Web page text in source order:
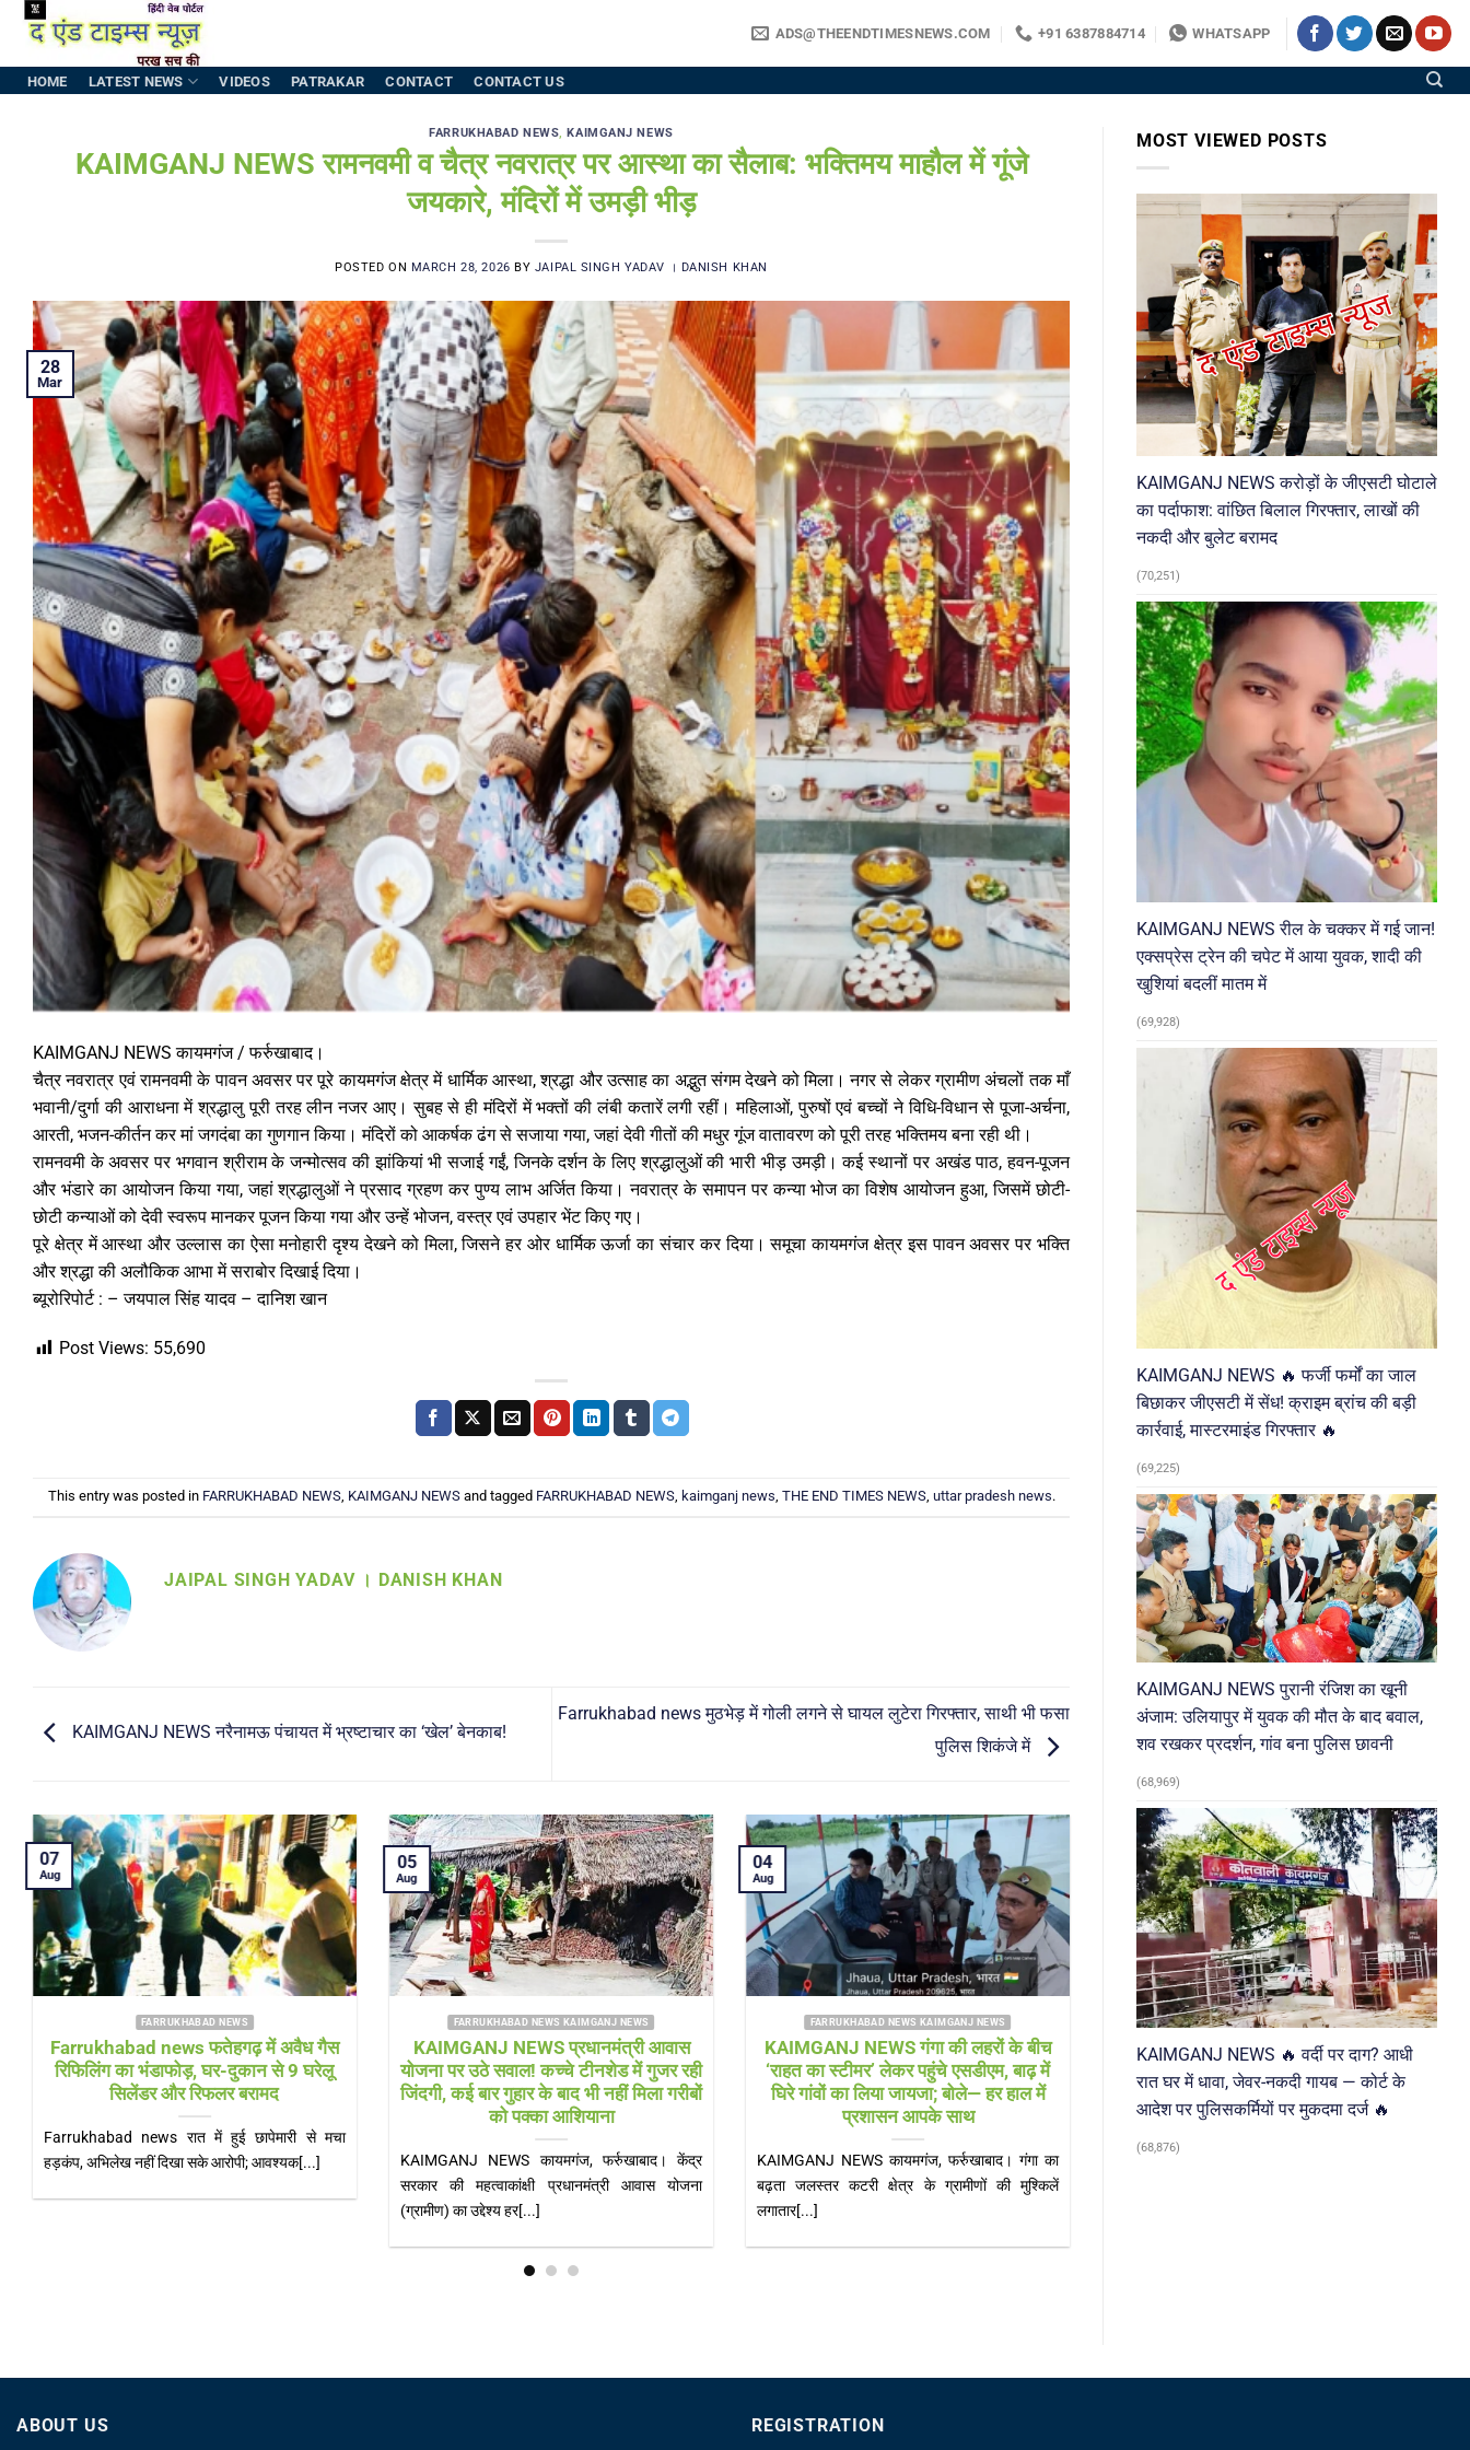
Skip
content
ADS@THEENDTIMESNEWS.COM +91 6387884714 WHATSAPP
HOME LATEST NEWS VIDEOS PATRAKAR CONTACT CONTACT US
FARRUKHABAD NEWS,KAIMGANJ NEWS
KAIMGANJ NEWS रामनवमी व चैत्र नवरात्र पर आस्था का सैलाब: भक्तिमय माहौल में गूंजे
जयकारे, मंदिरों में उमड़ी भीड़
POSTED ON MARCH 28, 2026 BY JAIPAL SINGH YADAV । DANISH KHAN
28
Mar
KAIMGANJ NEWS कायमगंज / फर्रुखाबाद।
चैत्र नवरात्र एवं रामनवमी के पावन अवसर पर पूरे कायमगंज क्षेत्र में धार्मिक आस्था, श्रद्धा और उत्साह का अद्भुत संगम देखने को मिला। नगर से लेकर ग्रामीण अंचलों तक माँ
भवानी/दुर्गा की आराधना में श्रद्धालु पूरी तरह लीन नजर आए। सुबह से ही मंदिरों में भक्तों की लंबी कतारें लगी रहीं। महिलाओं, पुरुषों एवं बच्चों ने विधि-विधान से पूजा-अर्चना,
आरती, भजन-कीर्तन कर मां जगदंबा का गुणगान किया। मंदिरों को आकर्षक ढंग से सजाया गया, जहां देवी गीतों की मधुर गूंज वातावरण को पूरी तरह भक्तिमय बना रही थी।
रामनवमी के अवसर पर भगवान श्रीराम के जन्मोत्सव की झांकियां भी सजाई गईं, जिनके दर्शन के लिए श्रद्धालुओं की भारी भीड़ उमड़ी। कई स्थानों पर अखंड पाठ, हवन-पूजन
और भंडारे का आयोजन किया गया, जहां श्रद्धालुओं ने प्रसाद ग्रहण कर पुण्य लाभ अर्जित किया। नवरात्र के समापन पर कन्या भोज का विशेष आयोजन हुआ, जिसमें छोटी-
छोटी कन्याओं को देवी स्वरूप मानकर पूजन किया गया और उन्हें भोजन, वस्त्र एवं उपहार भेंट किए गए।
पूरे क्षेत्र में आस्था और उल्लास का ऐसा मनोहारी दृश्य देखने को मिला, जिसने हर ओर धार्मिक ऊर्जा का संचार कर दिया। समूचा कायमगंज क्षेत्र इस पावन अवसर पर भक्ति
और श्रद्धा की अलौकिक आभा में सराबोर दिखाई दिया।
ब्यूरोरिपोर्ट : – जयपाल सिंह यादव – दानिश खान
Post Views: 55,690
This entry was posted in FARRUKHABAD NEWS, KAIMGANJ NEWSand tagged FARRUKHABAD NEWS, kaimganj news THE END TIMES NEWS, uttar pradesh news.
JAIPAL SINGH YADAV । DANISH KHAN
KAIMGANJ NEWS नरैनामऊ पंचायत में भ्रष्टाचार का ‘खेल’ बेनकाब!
Farrukhabad news मुठभेड़ में गोली लगने से घायल लुटेरा गिरफ्तार, साथी भी फसा
पुलिस शिकंजे में
FARRUKHABAD NEWS UTTAR PRADESH
Farrukhabad news बाढ़ राहत शिविर में
‘हेल्थ अलर्ट’! सीएमओ खुद पहुंचे, डॉक्टरों की
टीम और एम्बुलेंस 24 घंटे तैनात
Farrukhabad news डीएम के निरीक्षण के बाद स्वास्थ्य
विभाग एक्शन मोड में, संक्रामक रोगों पर[...]
04
Aug
FARRUKHABAD NEWS SHAMSHABAD NEWS
Farrukhabad news विकास पर लापरवाही
भारी! चौड़ी सड़कों के बीच खड़े बिजली के पोल
बने खतरा
Farrukhabad news हादसों को खुला न्योता दे रहे
बिजली के खंभे, नगर पंचायत अध्यक्ष जोया[...]
04
Aug
FARRUKHABAD NEWS KAIMGANJ NEWS
KAIMGANJ NEWS नन्हें लीडर्स ने संभाली
नेतृत्व की कमान, गूंजी जिम्मेदारी निभाने की
शपथ
KAIMGANJ NEWS शकुन्तला देवी शिक्षण संस्थान में
भव्य शपथ ग्रहण समारोह, सीओ और कोतवाल ने[...]
04
Aug
FARRUKHABAD NEWS KAIMGANJ NEWS
KAIMGANJ NEWS गंगा दरवाजा रोड पर
सनसनी: नाले में मिला 30 वर्षीय युवक का शव,
इलाके में मची अफरा-तफरी; शिनाख्त में जुटी
पुलिस
KAIMGANJ NEWS कायमगंज (फर्रुखाबाद)। कस्बा
MOST VIEWED POSTS
KAIMGANJ NEWS करोड़ों के जीएसटी घोटाले
का पर्दाफाश: वांछित बिलाल गिरफ्तार, लाखों की
नकदी और बुलेट बरामद
(70,251)
KAIMGANJ NEWS रील के चक्कर में गई जान!
एक्सप्रेस ट्रेन की चपेट में आया युवक, शादी की
खुशियां बदलीं मातम में
(69,928)
KAIMGANJ NEWS 🔥 फर्जी फर्मों का जाल
बिछाकर जीएसटी में सेंध! क्राइम ब्रांच की बड़ी
कार्रवाई, मास्टरमाइंड गिरफ्तार 🔥
(69,225)
KAIMGANJ NEWS पुरानी रंजिश का खूनी
अंजाम: उलियापुर में युवक की मौत के बाद बवाल,
शव रखकर प्रदर्शन, गांव बना पुलिस छावनी
(68,969)
KAIMGANJ NEWS 🔥 वर्दी पर दाग? आधी
रात घर में धावा, जेवर-नकदी गायब — कोर्ट के
आदेश पर पुलिसकर्मियों पर मुकदमा दर्ज 🔥
(68,876)
ABOUT US REGISTRATION